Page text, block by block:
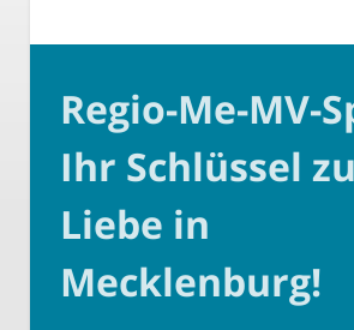
Regio-Me-MV-
Ihr Schlüssel
Liebe in
Mecklenburg!